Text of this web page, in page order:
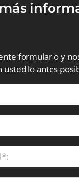
formulario y
usted lo antes